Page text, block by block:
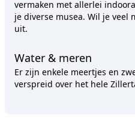
vermaken met allerlei
je diverse musea. Wil je veel
uit.
Water & meren
Er zijn enkele meertjes en
verspreid over het hele